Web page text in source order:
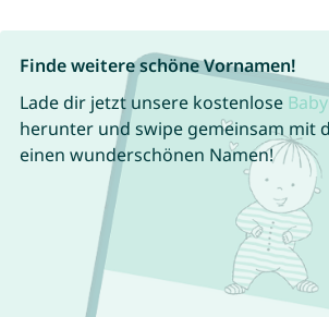
Finde weitere schöne Vornamen!
Lade dir jetzt unsere kostenlose
herunter und swipe gemeinsam mit
einen wunderschönen Namen!